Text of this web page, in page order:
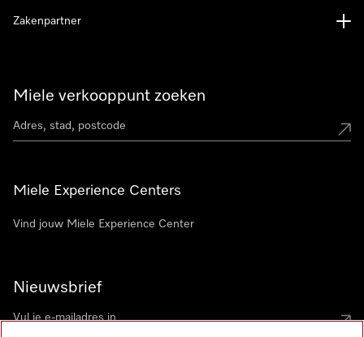
Miele verkooppunt zoeken
Miele Experience Centers
Vind jouw Miele Experience Center
Nieuwsbrief
Zakenpartner